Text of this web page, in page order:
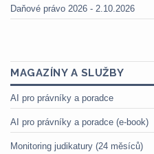
Daňové právo 2026 - 2.10.2026
MAGAZÍNY A SLUŽBY
AI pro právníky a poradce
AI pro právníky a poradce (e-book)
Monitoring judikatury (24 měsíců)